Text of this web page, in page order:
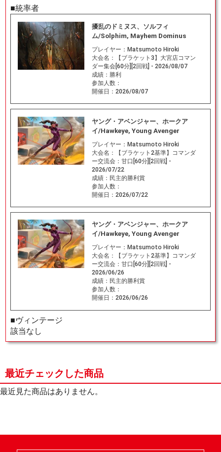
■統率者
擾乱のドミヌス、ソルフィ
ム/Solphim, Mayhem Dominus
プレイヤー： Matsumoto Hiroki
大会名：
【ブラケット3】大宮店コマン
ダー集会[60分][2回戦] - 2026/08/07
成績： 勝利
参加人数：
開催日： 2026/08/07
ヤング・アベンジャー、ホークア
イ/Hawkeye, Young Avenger
プレイヤー： Matsumoto Hiroki
大会名：
【ブラケット2基準】コマンダ
ー交流会：甘口[60分][2回戦] -
2026/07/22
成績： 民主的勝利賞
参加人数：
開催日： 2026/07/22
ヤング・アベンジャー、ホークア
イ/Hawkeye, Young Avenger
プレイヤー： Matsumoto Hiroki
大会名：
【ブラケット2基準】コマンダ
ー交流会：甘口[60分][2回戦] -
2026/06/26
成績： 民主的勝利賞
参加人数：
開催日： 2026/06/26
■ヴィンテージ
該当なし
最近チェックした商品
最近見た商品はありません。